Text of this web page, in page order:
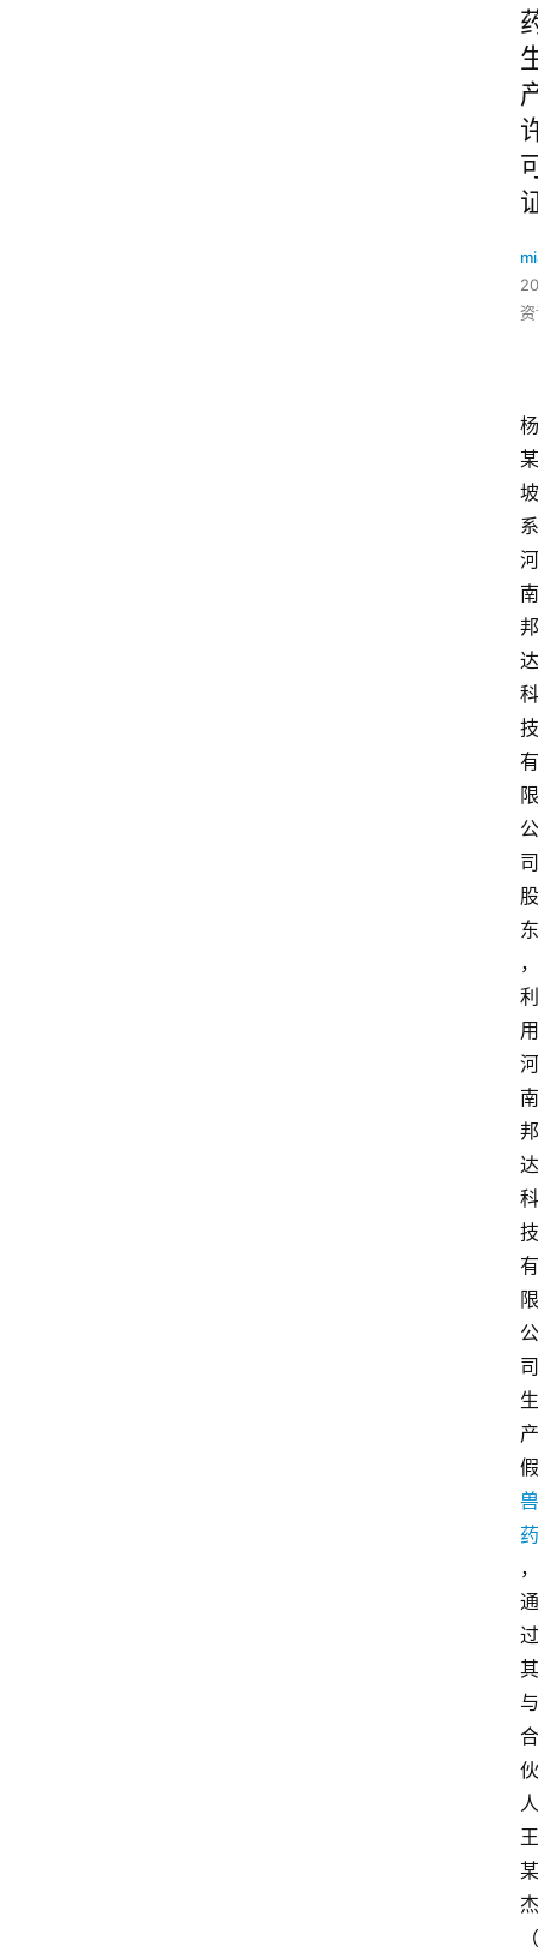
杨
某
坡
系
河
南
邦
达
科
技
有
限
公
司
股
东
，
利
用
河
南
邦
达
科
技
有
限
公
司
生
产
假
兽
药
，
通
过
其
与
合
伙
人
王
某
杰
（